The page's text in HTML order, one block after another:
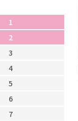
1
2
3
4
5
6
7